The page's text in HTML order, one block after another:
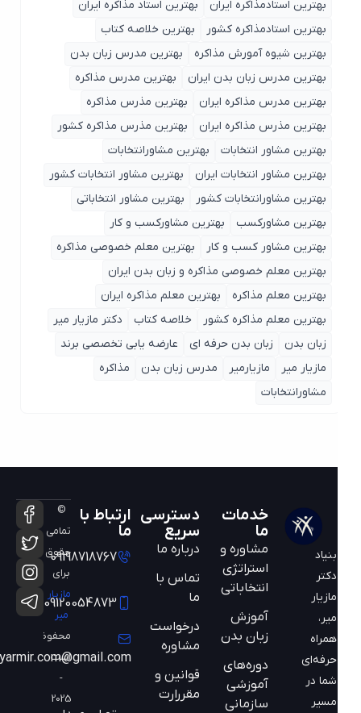
بهترین استادمذاکره ایران
بهترین استاد مذاکره ایران
بهترین استادمذاکره کشور
بهترین خلاصه کتاب
بهترین شیوه آمورش مذاکره
بهترین مدرس زبان بدن
بهترین مدرس زبان بدن ایران
بهترین مدرس مذاکره
بهترین مدرس مذاکره ایران
بهترین مذرس مذاکره
بهترین مذرس مذاکره ایران
بهترین مذرس مذاکره کشور
بهترین مشاور انتخابات
بهترین مشاورانتخابات
بهترین مشاور انتخابات ایران
بهترین مشاور انتخابات کشور
بهترین مشاورانتخابات کشور
بهترین مشاور انتخاباتی
بهترین مشاورکسب
بهترین مشاورکسب و کار
بهترین مشاور کسب و کار
بهترین معلم خصوصی مذاکره
بهترین معلم خصوصی مذاکره و زبان بدن ایران
بهترین معلم مذاکره
بهترین معلم مذاکره ایران
بهترین معلم مذاکره کشور
خلاصه کتاب
دکتر مازیار میر
زبان بدن
زبان بدن حرفه ای
عارضه یابی تخصصی برند
مازیار میر
مازیارمیر مدرس زبان بدن
مذاکره
مشاورانتخابات
مازیار
همراه
حرفه‌ای
شما در
مسیر
خدمات
مشاوره و
استراتژی
انتخاباتی
آموزش
زبان بدن
دوره‌های
آموزشی
سازمانی
دسترسی
سریع
درباره ما
تماس با
ما
درخواست
مشاوره
قوانین و
مقررارت
ارتباط با
09198718767
09120054873
mazyarmir.com@gmail.com
©
تمامی
حقوق
مازیار
محفوظ
است